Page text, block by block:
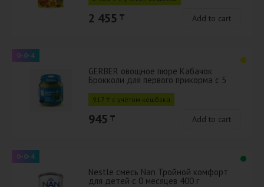
2 455 ₸ Add to cart
0-0-4
GERBER овощное пюре Кабачок
Брокколи для первого прикорма с 5
917 ₸ с учётом кешбэка
945 ₸ Add to cart
0-0-4
Nestle смесь Nan Тройной комфорт
для детей с 0 месяцев 400 г